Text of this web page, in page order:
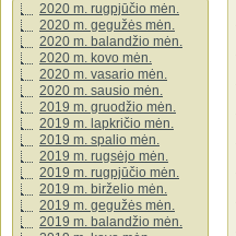
2020 m. rugpjūčio mėn.
2020 m. gegužės mėn.
2020 m. balandžio mėn.
2020 m. kovo mėn.
2020 m. vasario mėn.
2020 m. sausio mėn.
2019 m. gruodžio mėn.
2019 m. lapkričio mėn.
2019 m. spalio mėn.
2019 m. rugsėjo mėn.
2019 m. rugpjūčio mėn.
2019 m. birželio mėn.
2019 m. gegužės mėn.
2019 m. balandžio mėn.